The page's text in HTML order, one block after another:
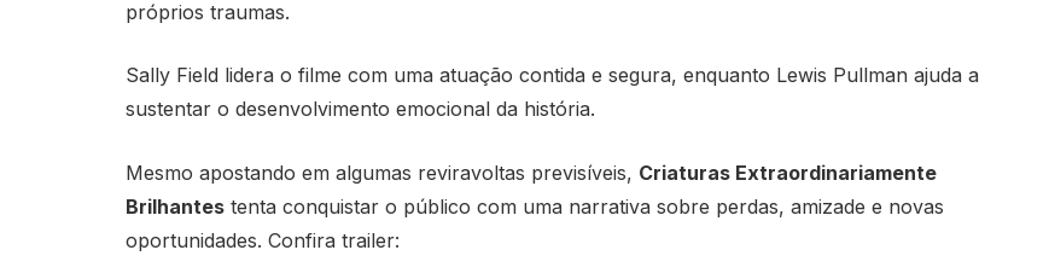
próprios traumas.
Sally Field lidera o filme com uma atuação contida e segura, enquanto Lewis Pullman ajuda a
sustentar o desenvolvimento emocional da história.
Mesmo apostando em algumas reviravoltas previsíveis, Criaturas Extraordinariamente
Brilhantestenta conquistar o público com uma narrativa sobre perdas, amizade e novas
oportunidades. Confira trailer: